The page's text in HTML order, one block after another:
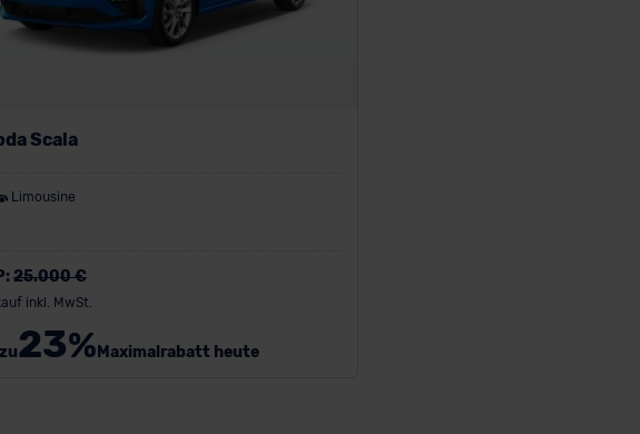
Scala
Limousine
25.000 €
inkl. MwSt.
23% Maximalrabatt heute